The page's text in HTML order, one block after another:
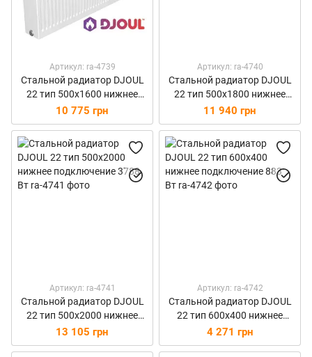
Артикул: ra-4739
Стальной радиатор DJOUL
22 тип 500х1600 нижнее
подключение 3030 Вт
10 775 грн
Артикул: ra-4740
Стальной радиатор DJOUL
22 тип 500х1800 нижнее
подключение 3409 Вт
11 940 грн
Артикул: ra-4741
Стальной радиатор DJOUL
22 тип 500х2000 нижнее
подключение 3788 Вт
13 105 грн
Артикул: ra-4742
Стальной радиатор DJOUL
22 тип 600х400 нижнее
подключение 883 Вт
4 271 грн